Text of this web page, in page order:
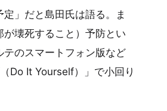
」だと島田氏は語る。ま
壊死すること）予防とい
のスマートフォン版など
Do It Yourself）」で小回り